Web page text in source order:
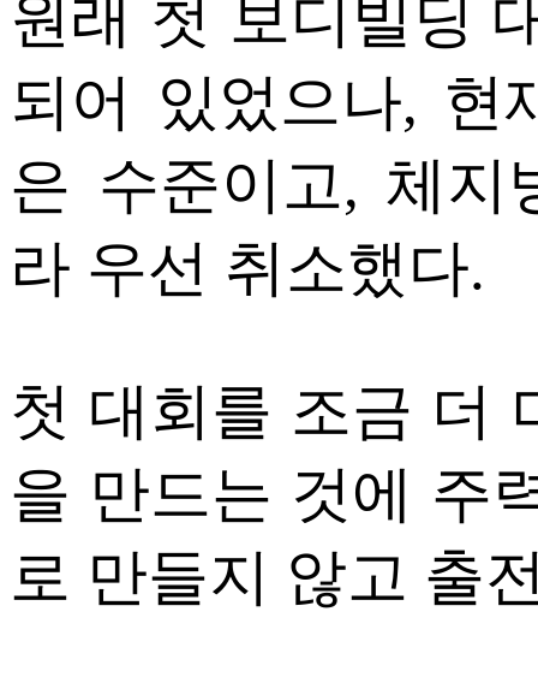
원래 첫 보디빌딩
되어 있었으나, 현
은 수준이고, 체지
라 우선 취소했다.
첫 대회를 조금 더
을 만드는 것에 주
로 만들지 않고 출